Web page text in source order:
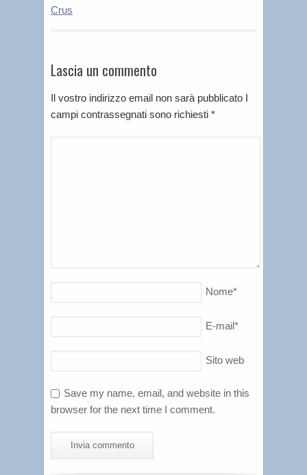
Crus
Lascia un commento
Il vostro indirizzo email non sarà pubblicato I
campi contrassegnati sono richiesti *
Nome*
E-mail*
Sito web
Save my name, email, and website in this
browser for the next time I comment.